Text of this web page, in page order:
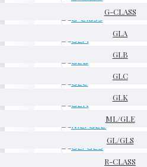
G-CLASS
GLA
GLB
GLC
GLK
ML/GLE
GL/GLS
R-CLASS